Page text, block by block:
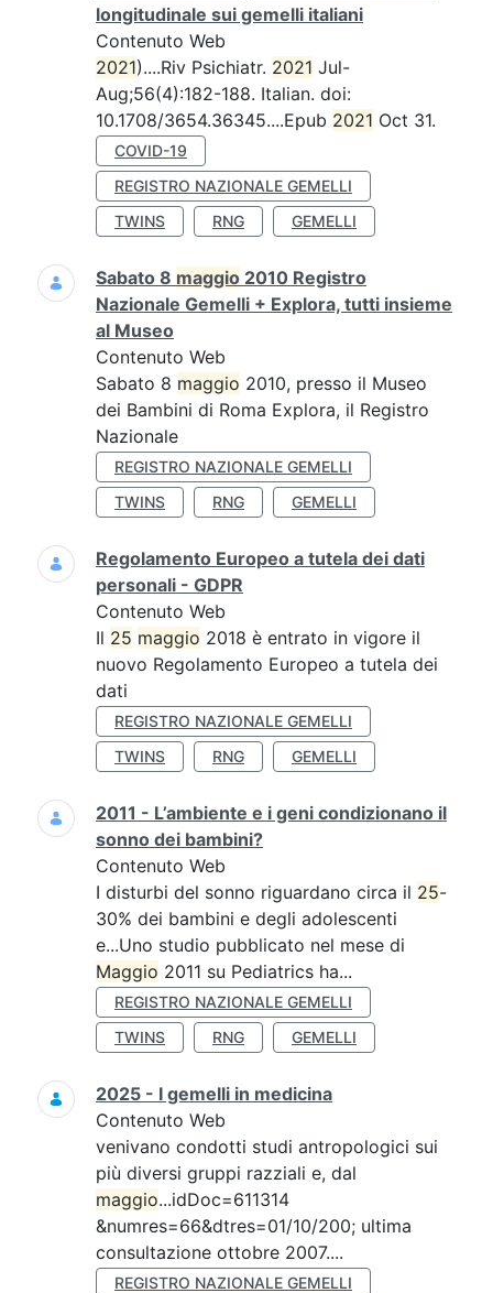
longitudinale sui gemelli italiani
Contenuto Web
2021)....Riv Psichiatr. 2021 Jul-
Aug;56(4):182-188. Italian. doi:
10.1708/3654.36345....Epub 2021 Oct 31.
COVID-19
REGISTRO NAZIONALE GEMELLI
TWINS
RNG GEMELLI
Sabato 8 maggio 2010 Registro
Nazionale Gemelli + Explora, tutti insieme
al Museo
Contenuto Web
Sabato 8 maggio 2010, presso il Museo
dei Bambini di Roma Explora, il Registro
Nazionale
REGISTRO NAZIONALE GEMELLI
TWINS
RNG GEMELLI
Regolamento Europeo a tutela dei dati
personali - GDPR
Contenuto Web
Il 25 maggio 2018 è entrato in vigore il
nuovo Regolamento Europeo a tutela dei
dati
REGISTRO NAZIONALE GEMELLI
TWINS
RNG GEMELLI
2011 - L’ambiente e i geni condizionano il
sonno dei bambini?
Contenuto Web
I disturbi del sonno riguardano circa il 25-
30% dei bambini e degli adolescenti
e...Uno studio pubblicato nel mese di
Maggio 2011 su Pediatrics ha...
REGISTRO NAZIONALE GEMELLI
TWINS
RNG GEMELLI
2025 - I gemelli in medicina
Contenuto Web
venivano condotti studi antropologici sui
più diversi gruppi razziali e, dal
maggio...idDoc=611314
&numres=66&dtres=01/10/200; ultima
consultazione ottobre 2007....
REGISTRO NAZIONALE GEMELLI